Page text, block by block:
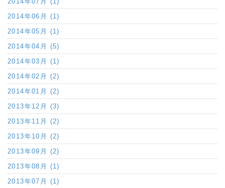
2014年06月 (1)
2014年05月 (1)
2014年04月 (5)
2014年03月 (1)
2014年02月 (2)
2014年01月 (2)
2013年12月 (3)
2013年11月 (2)
2013年10月 (2)
2013年09月 (2)
2013年08月 (1)
2013年07月 (1)